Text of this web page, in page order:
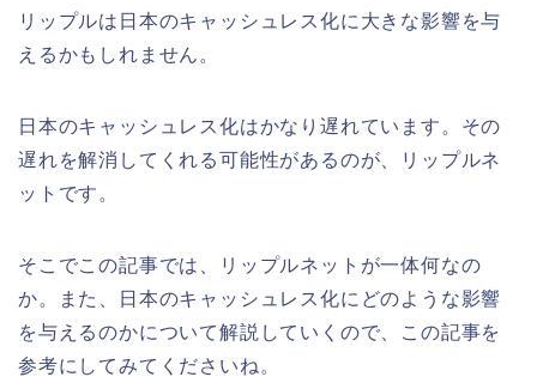
リップルは日本のキャッシュレス化に大きな影響を与
えるかもしれません。
日本のキャッシュレス化はかなり遅れています。その
遅れを解消してくれる可能性があるのが、リップルネ
ットです。
そこでこの記事では、リップルネットが一体何なの
か。また、日本のキャッシュレス化にどのような影響
を与えるのかについて解説していくので、この記事を
参考にしてみてくださいね。